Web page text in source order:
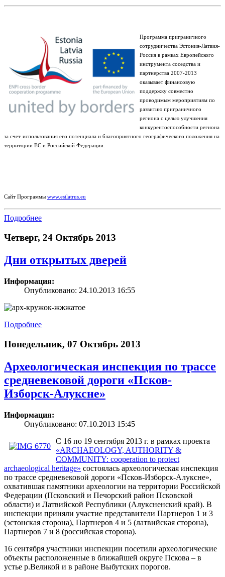
Программа приграничного
сотрудничества Эстония-Латвия-
Россия в рамках Европейского
инструмента соседства и
партнерства 2007-2013
оказывает финансовую
поддержку совместно
проводимым мероприятиям по
развитию приграничного
региона с целью улучшения
конкурентоспособности региона
за счет использования его потенциала и благоприятного географического положения на
территории ЕС и Российской Федерации.
Сайт Программы www.estlatrus.eu
Подробнее
Четверг, 24 Октябрь 2013
Дни открытых дверей
Информация:
Опубликовано: 24.10.2013 16:55
Подробнее
Понедельник, 07 Октябрь 2013
Археологическая инспекция по трассе
средневековой дороги «Псков-
Изборск-Алуксне»
Информация:
Опубликовано: 07.10.2013 15:45
С 16 по 19 сентября 2013 г. в рамках проекта
«ARCHAEOLOGY, AUTHORITY &
COMMUNITY: cooperation to protect
archaeological heritage» состоялась археологическая инспекция
по трассе средневековой дороги «Псков-Изборск-Алуксне»,
охватившая памятники археологии на территории Российской
Федерации (Псковский и Печорский район Псковской
области) и Латвийской Республики (Алуксненский край). В
инспекции приняли участие представители Партнеров 1 и 3
(эстонская сторона), Партнеров 4 и 5 (латвийская сторона),
Партнеров 7 и 8 (российская сторона).
16 сентября участники инспекции посетили археологические
объекты расположенные в ближайшей округе Пскова – в
устье р.Великой и в районе Выбутских порогов.